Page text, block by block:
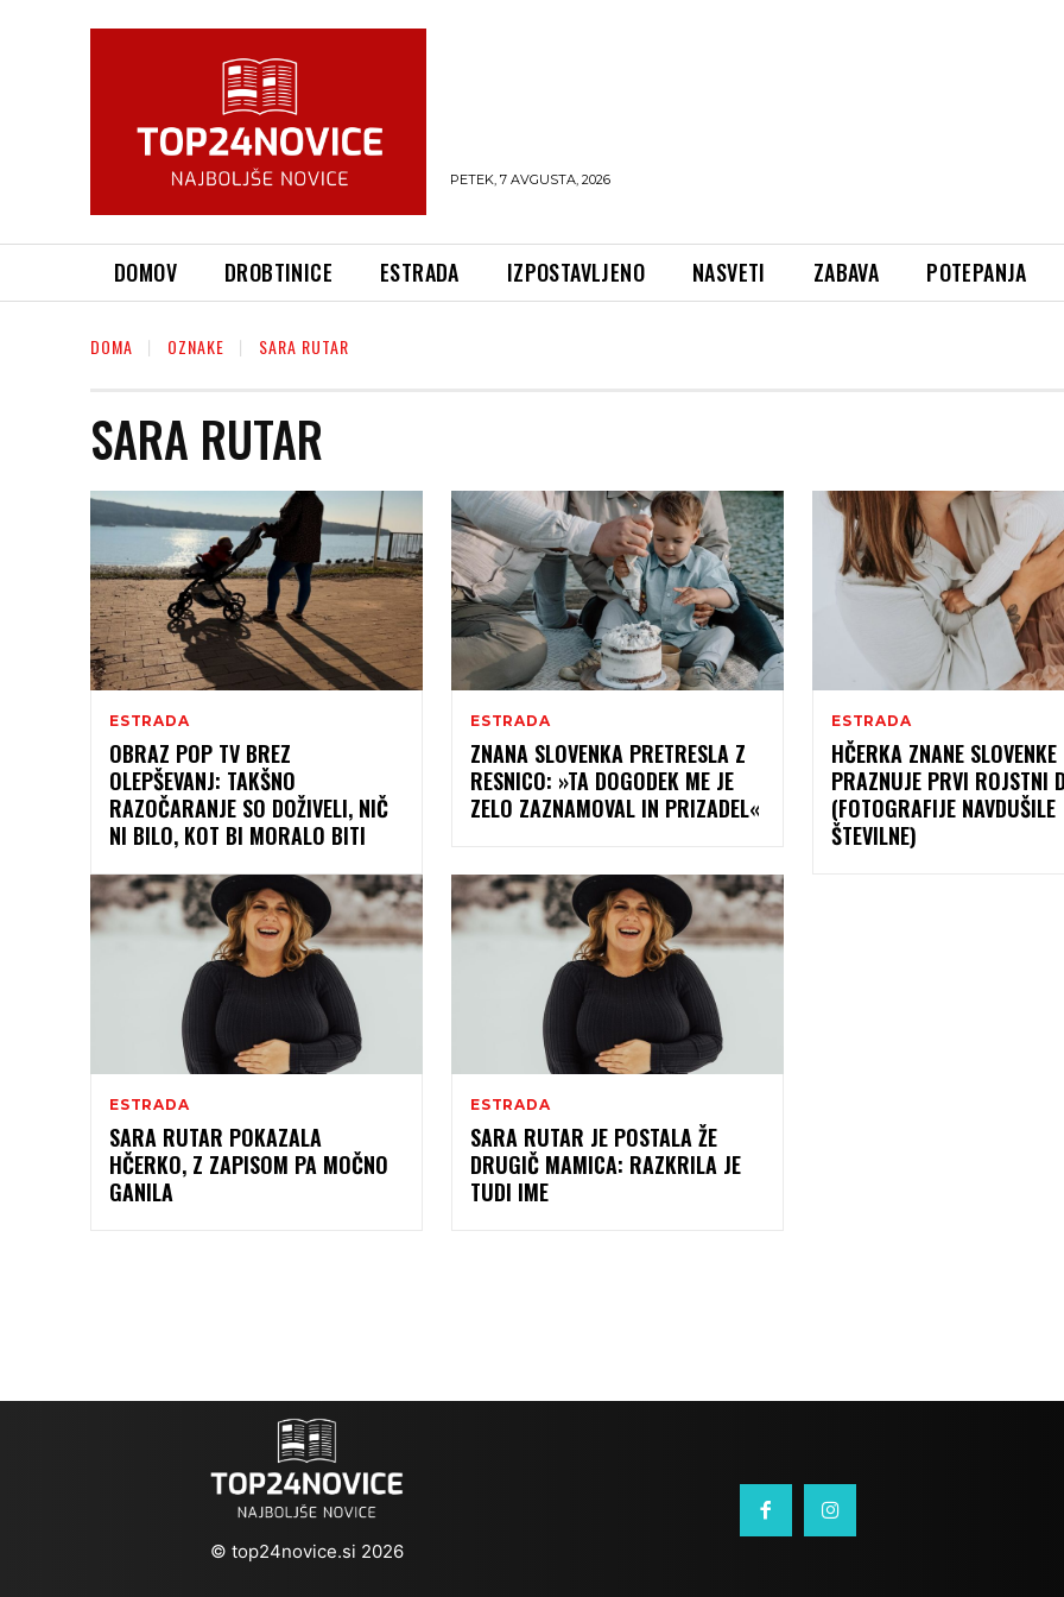
PETEK, 7 AVGUSTA, 2026
DOMOV DROBTINICE ESTRADA IZPOSTAVLJENO NASVETI ZABAVA POTEPANJA
DOMA OZNAKE SARA RUTAR
SARA RUTAR
ESTRADA
OBRAZ POP TV BREZ
OLEPŠEVANJ: TAKŠNO
RAZOČARANJE SO DOŽIVELI, NIČ
NI BILO, KOT BI MORALO BITI
ESTRADA
ZNANA SLOVENKA PRETRESLA Z
RESNICO: »TA DOGODEK ME JE
ZELO ZAZNAMOVAL IN PRIZADEL«
ESTRADA
HČERKA ZNANE SLOVENKE
PRAZNUJE PRVI ROJSTNI
(FOTOGRAFIJE NAVDUŠILE
ŠTEVILNE)
ESTRADA
SARA RUTAR POKAZALA
HČERKO, Z ZAPISOM PA MOČNO
GANILA
ESTRADA
SARA RUTAR JE POSTALA ŽE
DRUGIČ MAMICA: RAZKRILA JE
TUDI IME
© top24novice.si 2026